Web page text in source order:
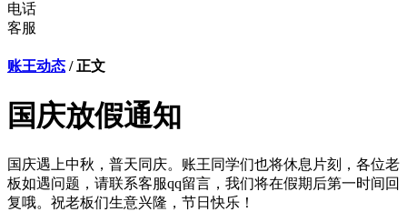
电话
客服
账王动态 / 正文
国庆放假通知
国庆遇上中秋，普天同庆。账王同学们也将休息片刻，各位老
板如遇问题，请联系客服qq留言，我们将在假期后第一时间回
复哦。祝老板们生意兴隆，节日快乐！